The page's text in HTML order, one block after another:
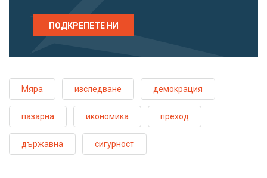
ПОДКРЕПЕТЕ НИ
Мяра изследване демокрация
пазарна икономика преход
държавна сигурност